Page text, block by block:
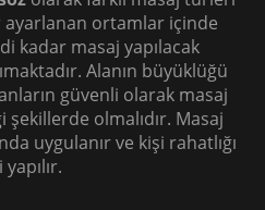
ayarlanan ortamlar içinde
kadar masaj yapılacak
Alanın büyüklüğü
güvenli olarak masaj
olmalıdır. Masaj
uygulanır ve kişi rahatlığı